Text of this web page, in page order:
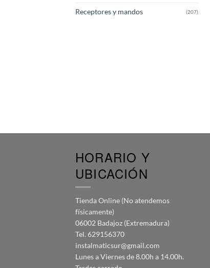
Receptores y mandos (207)
HORARIO Y
UBICACIÓN
Tienda Online (No atendemos
físicamente)
06002 Badajoz (Extremadura)
Tel. 629156370
instalmaticsur@gmail.com
Lunes a Viernes de 8.00h a 14.00h.